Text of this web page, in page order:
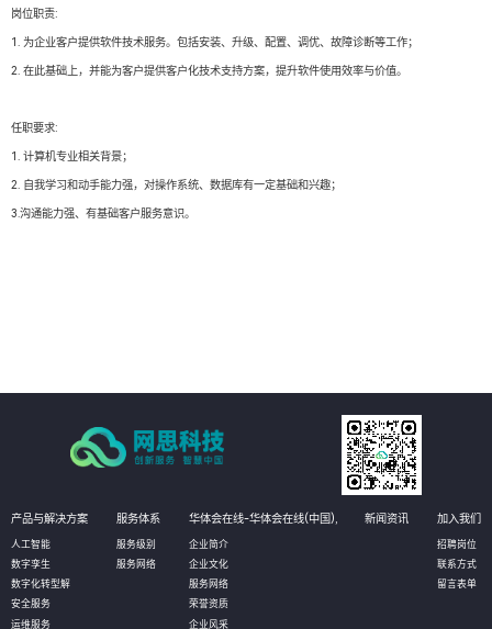
岗位职责:
1. 为企业客户提供软件技术服务。包括安装、升级、配置、调优、故障诊断等工作；
2. 在此基础上，并能为客户提供客户化技术支持方案，提升软件使用效率与价值。
任职要求:
1. 计算机专业相关背景；
2. 自我学习和动手能力强，对操作系统、数据库有一定基础和兴趣；
3.沟通能力强、有基础客户服务意识。
产品与解决方案
人工智能
数字孪生
数字化转型解
安全服务
运维服务
服务体系
服务级别
服务网络
华体会在线-华体会在线(中国),
企业简介
企业文化
服务网络
荣誉资质
企业风采
新闻资讯 加入我们
招聘岗位
联系方式
留言表单